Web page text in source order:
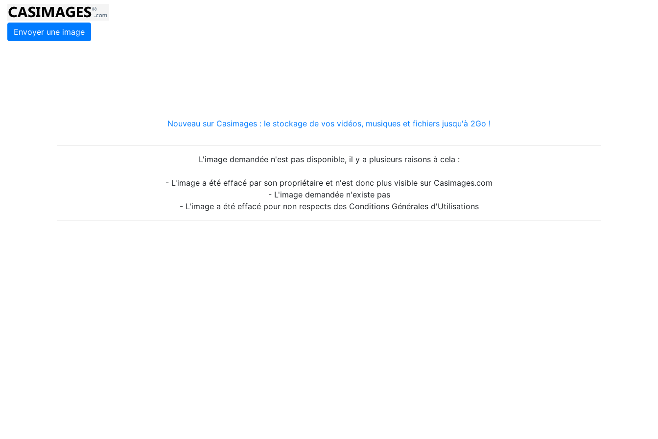
Envoyer une image
Nouveau sur Casimages : le stockage de vos vidéos, musiques et fichiers jusqu'à 2Go !
L'image demandée n'est pas disponible, il y a plusieurs raisons à cela :
- L'image a été effacé par son propriétaire et n'est donc plus visible sur Casimages.com
- L'image demandée n'existe pas
- L'image a été effacé pour non respects des Conditions Générales d'Utilisations